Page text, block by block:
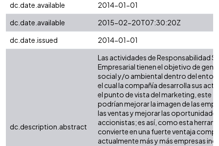
dc.date.available
2014-01-01
dc.date.available
2015-02-20T07:30:20Z
dc.date.issued
2014-01-01
dc.description.abstract
Las actividades de Responsabilidad
Empresarial tienen el objetivo de
social y/o ambiental dentro del
el cual la compañía desarrolla sus
el punto de vista del marketing, este
podrían mejorar la imagen de las
las ventas y mejorar las
accionistas; es así, como esta
convierte en una fuerte ventaja
actualmente más y más empresas